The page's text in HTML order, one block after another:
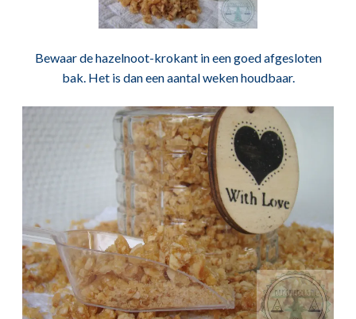
Bewaar de hazelnoot-krokant in een goed afgesloten
bak. Het is dan een aantal weken houdbaar.